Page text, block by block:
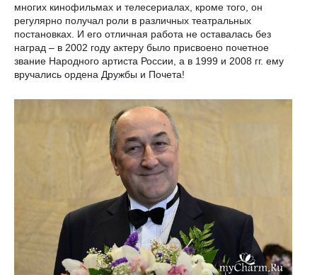
многих кинофильмах и телесериалах, кроме того, он
регулярно получал роли в различных театральных
постановках. И его отличная работа не оставалась без
наград – в 2002 году актеру было присвоено почетное
звание Народного артиста России, а в 1999 и 2008 гг. ему
вручались ордена Дружбы и Почета!